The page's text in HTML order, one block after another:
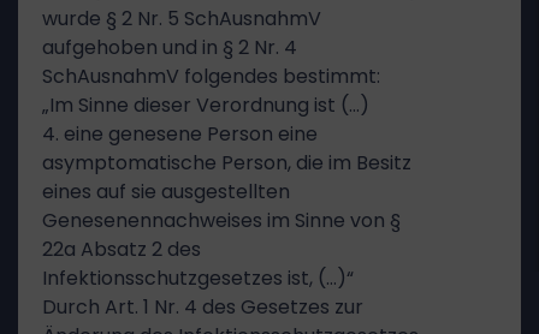
wurde § 2 Nr. 5 SchAusnahmV
aufgehoben und in § 2 Nr. 4
SchAusnahmV folgendes bestimmt:
„Im Sinne dieser Verordnung ist (…)
4. eine genesene Person eine
asymptomatische Person, die im Besitz
eines auf sie ausgestellten
Genesenennachweises im Sinne von §
22a Absatz 2 des
Infektionsschutzgesetzes ist, (…)“
Durch Art. 1 Nr. 4 des Gesetzes zur